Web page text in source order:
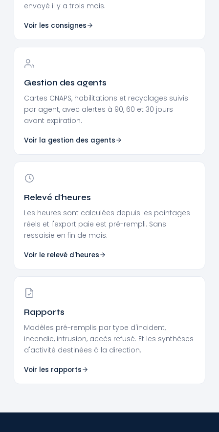
envoyé il y a trois mois.
Voir les consignes
Gestion des agents
Cartes CNAPS, habilitations et recyclages suivis
par agent, avec alertes à 90, 60 et 30 jours
avant expiration.
Voir la gestion des agents
Relevé d'heures
Les heures sont calculées depuis les pointages
réels et l'export paie est pré-rempli. Sans
ressaisie en fin de mois.
Voir le relevé d'heures
Rapports
Modèles pré-remplis par type d'incident,
incendie, intrusion, accès refusé. Et les synthèses
d'activité destinées à la direction.
Voir les rapports